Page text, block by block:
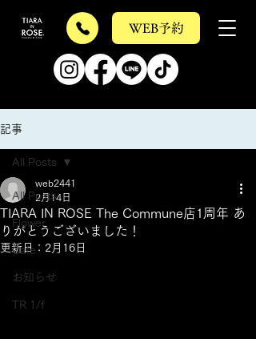
WEB予約
記事
All Posts
Flower
Cafe
お知らせ
TR 1/f
All Posts
TIARA IN ROSE The Commune店1周年 あ
りがとうございました！
web2441
2月14日
更新日： 2月16日